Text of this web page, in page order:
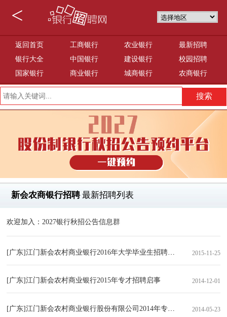
<
返回首页 工商银行 农业银行
最新招聘
银行大全
中国银行 建设银行
校园招聘
国家银行
商业银行 城商银行 农商银行
新会农商银行招聘最新招聘列表
欢迎加入：2027银行秋招公告信息群
[广东]江门新会农村商业银行2016年大学毕业生招聘公告 2015-11-25
[广东]江门新会农村商业银行2015年专才招聘启事 2014-12-01
[广东]江门新会农村商业银行股份有限公司2014年专才招聘启事2014-05-23